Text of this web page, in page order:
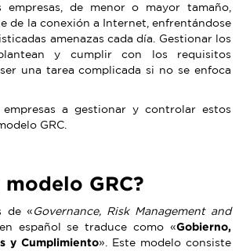
empresas, de menor o mayor tamaño,
de la conexión a Internet, enfrentándose
amenazas cada día. Gestionar los
y cumplir con los requisitos
una tarea complicada si no se enfoca
a gestionar y controlar estos
GRC.
modelo GRC?
de «Governance, Risk Management and
español se traduce como «Gobierno,
y Cumplimiento». Este modelo consiste